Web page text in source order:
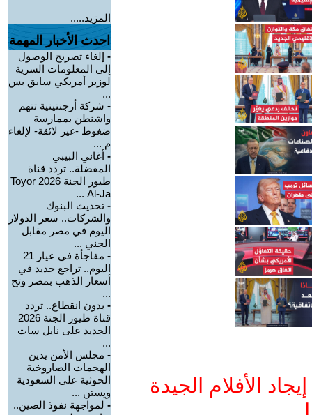
الأفلام الجيدة
المزيد.....
احدث الأخبار المهمة
- إلغاء تصريح الوصول
إلى المعلومات السرية
لوزير أمريكي سابق بس
...
- شركة أرجنتينية تتهم
واشنطن بممارسة
ضغوط -غير لائقة- لإلغاء
م ...
- أغاني البيبي
المفضلة.. تردد قناة
طيور الجنة 2026 Toyor
Al-Ja ...
- تحديث البنوك
والشركات.. سعر الدولار
اليوم في مصر مقابل
الجني ...
-
مفاجأة في عيار 21
اليوم.. تراجع جديد في
أسعار الذهب بمصر وتح
...
- بدون انقطاع.. تردد
قناة طيور الجنة 2026
الجديد على نايل سات
...
- مجلس الأمن يدين
الهجمات الصاروخية
الحوثية على السعودية
ويستن ...
- لمواجهة نفوذ الصين..